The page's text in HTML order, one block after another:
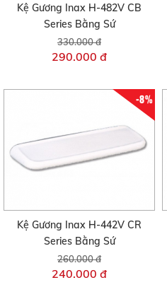
Kệ Gương Inax H-482V CB
Series Bằng Sứ
330.000 đ
290.000 đ
-8%
Kệ Gương Inax H-442V CR
Series Bằng Sứ
260.000 đ
240.000 đ